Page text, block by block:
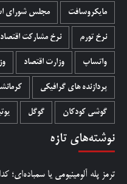
مایکروسافت مجلس شورای
نرخ تورم نرخ مشارکت
واتساپ وزارت اقتصاد
پردازنده های گرافیکی
گوشی کودکان گوگل
نوشته‌های تازه
ترمز پله آلومینیومی یا سمباده‌ای؛